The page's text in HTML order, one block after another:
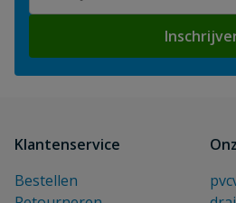
Klantenservice
Bestellen